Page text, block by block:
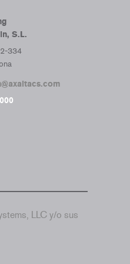
S.L.
334
LLC y/o sus